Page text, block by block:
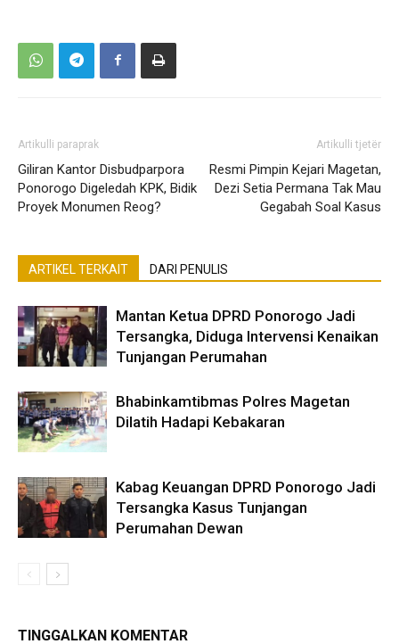
Artikulli paraprak
Giliran Kantor Disbudparpora
Ponorogo Digeledah KPK, Bidik
Proyek Monumen Reog?
Artikulli tjetër
Resmi Pimpin Kejari Magetan,
Dezi Setia Permana Tak Mau
Gegabah Soal Kasus
ARTIKEL TERKAIT DARI PENULIS
Mantan Ketua DPRD Ponorogo Jadi
Tersangka, Diduga Intervensi Kenaikan
Tunjangan Perumahan
Bhabinkamtibmas Polres Magetan
Dilatih Hadapi Kebakaran
Kabag Keuangan DPRD Ponorogo Jadi
Tersangka Kasus Tunjangan
Perumahan Dewan
TINGGALKAN KOMENTAR